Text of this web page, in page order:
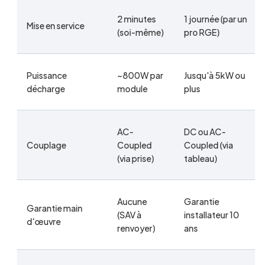
Mise en service
2 minutes
(soi-même)
1 journée (par un
pro RGE)
Puissance
décharge
~800W par
module
Jusqu'à 5kW ou
plus
Couplage
AC-
Coupled
(via prise)
DC ou AC-
Coupled (via
tableau)
Garantie main
d'œuvre
Aucune
(SAV à
renvoyer)
Garantie
installateur 10
ans